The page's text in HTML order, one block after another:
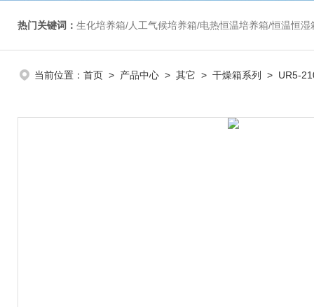
热门关键词： 生化培养箱/人工气候培养箱/电热恒温培养箱/恒温恒湿箱/光照培养箱/二氧化碳培养箱
当前位置： 首页 > 产品中心 > 其它 > 干燥箱系列 > UR5-